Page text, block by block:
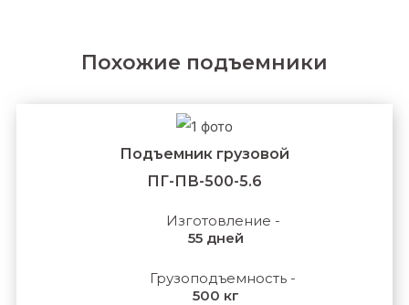
Похожие подъемники
Подъемник грузовой
ПГ-ПВ-500-5.6
Изготовление -
55 дней
Грузоподъемность -
500 кг